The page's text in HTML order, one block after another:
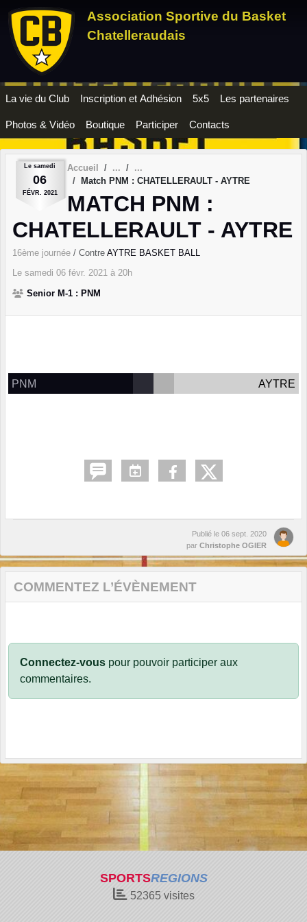
Association Sportive du Basket
Chatelleraudais
La vie du Club Inscription et Adhésion 5x5 Les partenaires
Photos & Vidéo Boutique Participer Contacts
Le samedi
06
FÉVR. 2021
Accueil
Match PNM : CHATELLERAULT - AYTRE
MATCH PNM :
CHATELLERAULT - AYTRE
16ème journée / Contre AYTRE BASKET BALL
Le samedi 06 févr. 2021 à 20h
Senior M-1 : PNM
PNM AYTRE
Publié le 06 sept. 2020
par Christophe OGIER
COMMENTEZ L’ÉVÈNEMENT
Connectez-vous pour pouvoir participer aux
commentaires.
SPORTSREGIONS
52365visites
Panneau de gestion des cookies